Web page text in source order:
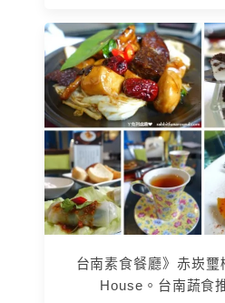
台南素食餐廳》赤崁
House。台南蔬食